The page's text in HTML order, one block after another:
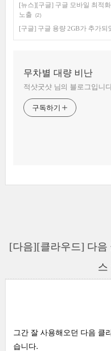
[뉴스][구글] 구글 모바일 최적
노출
(2)
[구글] 구글 용량 2GB가 추가되
무차별 대량 비난
적샷굿샷 님의 블로그입니
구독하기
[다음][클라우드] 다음
스
그간 잘 사용해오던 다음 클
습니다.